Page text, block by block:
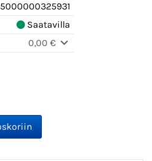
5000000325931
Saatavilla
0,00 €